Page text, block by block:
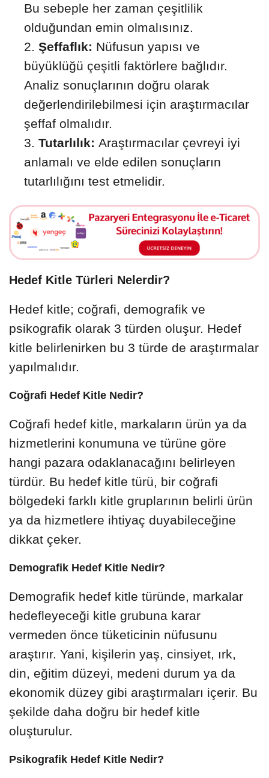
Bu sebeple her zaman çeşitlilik
olduğundan emin olmalısınız.
Şeffaflık: Nüfusun yapısı ve
büyüklüğü çeşitli faktörlere bağlıdır.
Analiz sonuçlarının doğru olarak
değerlendirilebilmesi için araştırmacılar
şeffaf olmalıdır.
Tutarlılık: Araştırmacılar çevreyi iyi
anlamalı ve elde edilen sonuçların
tutarlılığını test etmelidir.
Hedef Kitle Türleri Nelerdir?
Hedef kitle; coğrafi, demografik ve
psikografik olarak 3 türden oluşur. Hedef
kitle belirlenirken bu 3 türde de araştırmalar
yapılmalıdır.
Coğrafi Hedef Kitle Nedir?
Coğrafi hedef kitle, markaların ürün ya da
hizmetlerini konumuna ve türüne göre
hangi pazara odaklanacağını belirleyen
türdür. Bu hedef kitle türü, bir coğrafi
bölgedeki farklı kitle gruplarının belirli ürün
ya da hizmetlere ihtiyaç duyabileceğine
dikkat çeker.
Demografik Hedef Kitle Nedir?
Demografik hedef kitle türünde, markalar
hedefleyeceği kitle grubuna karar
vermeden önce tüketicinin nüfusunu
araştırır. Yani, kişilerin yaş, cinsiyet, ırk,
din, eğitim düzeyi, medeni durum ya da
ekonomik düzey gibi araştırmaları içerir. Bu
şekilde daha doğru bir hedef kitle
oluşturulur.
Psikografik Hedef Kitle Nedir?